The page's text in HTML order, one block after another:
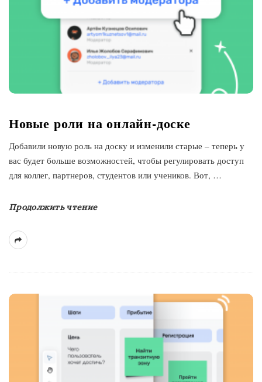
Новые роли на онлайн-доске
Добавили новую роль на доску и изменили старые – теперь у
вас будет больше возможностей, чтобы регулировать доступ
для коллег, партнеров, студентов или учеников. Вот, …
Продолжить чтение